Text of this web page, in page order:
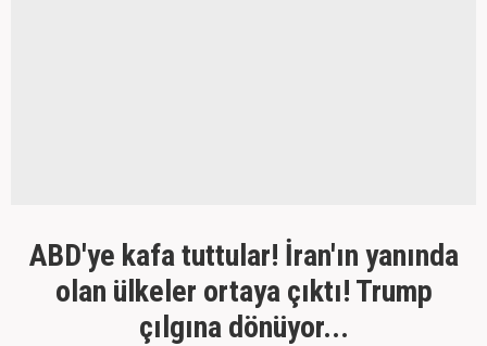
ABD'ye kafa tuttular! İran'ın yanında
olan ülkeler ortaya çıktı! Trump
çılgına dönüyor...